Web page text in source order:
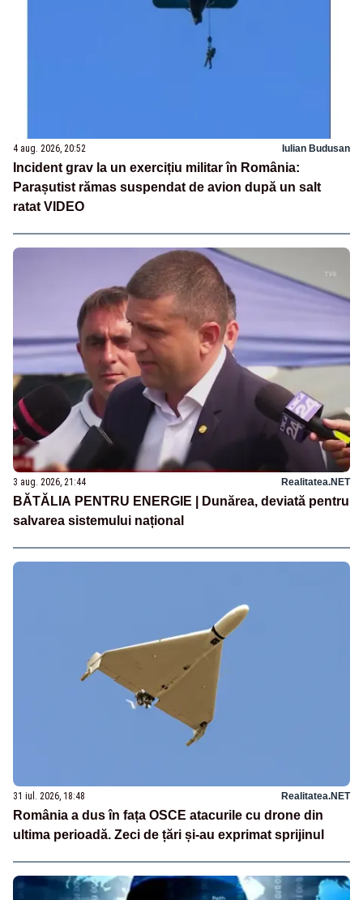
4 aug. 2026, 20:52 Iulian Budusan
Incident grav la un exercițiu militar în România:
Parașutist rămas suspendat de avion după un salt
ratat VIDEO
3 aug. 2026, 21:44 Realitatea.NET
BĂTĂLIA PENTRU ENERGIE | Dunărea, deviată pentru
salvarea sistemului național
31 iul. 2026, 18:48 Realitatea.NET
România a dus în fața OSCE atacurile cu drone din
ultima perioadă. Zeci de țări și-au exprimat sprijinul